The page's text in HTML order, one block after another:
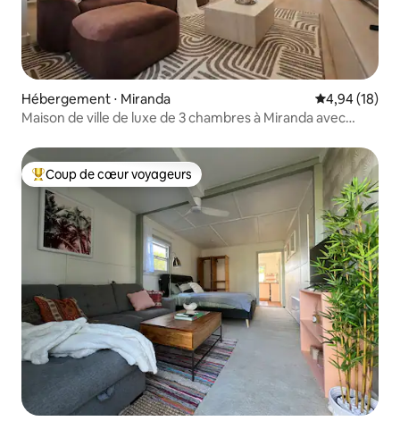
Hébergement ⋅ Miranda Évaluation
4,94 (18)
Maison de ville de luxe de 3 chambres à Miranda avec
Coups de cœur voyageurs les plus appréciés
Coup de cœur voyageurs